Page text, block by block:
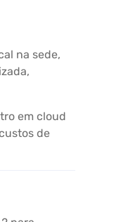
na sede,
em cloud
de